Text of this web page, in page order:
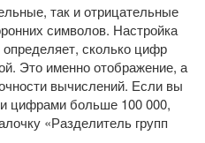
так и отрицательные
символов. Настройка
сколько цифр
Это именно отображение, а
вычислений. Если вы
цифрами больше 100 000,
«Разделитель групп